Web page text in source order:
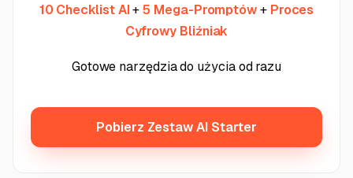
10 Checklist AI+5 Mega-Promptów+ Proces
Cyfrowy Bliźniak
Gotowe narzędzia do użycia od razu
Pobierz Zestaw AI Starter